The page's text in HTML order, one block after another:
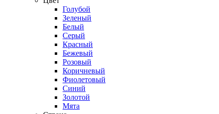
Голубой
Зеленый
Белый
Серый
Красный
Бежевый
Розовый
Коричневый
Фиолетовый
Синий
Золотой
Мята